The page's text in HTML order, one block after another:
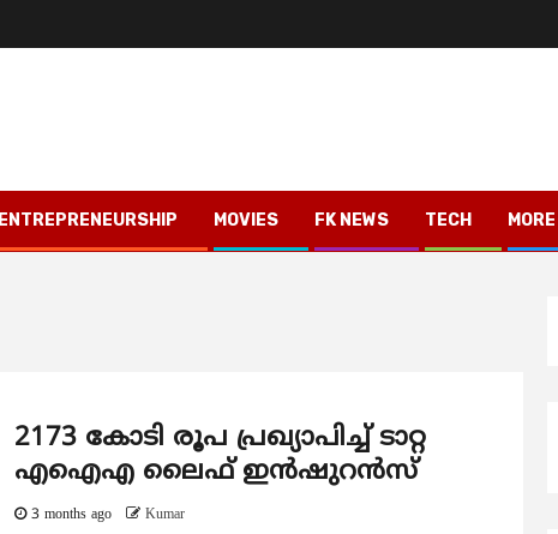
ENTREPRENEURSHIP MOVIES FK NEWS TECH MORE
2173 കോടി രൂപ പ്രഖ്യാപിച്ച് ടാറ്റ
എഐഎ ലൈഫ് ഇൻഷുറൻസ്
3 months ago Kumar